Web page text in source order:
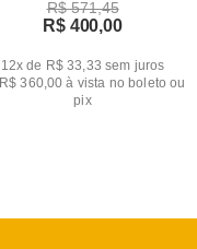
R$ 571,45
R$ 400,00
12x de R$ 33,33 sem juros
R$ 360,00 à vista no boleto ou
pix